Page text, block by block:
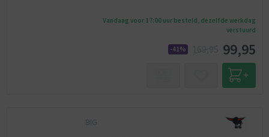
Vandaag voor 17:00 uur besteld, dezelfde werkdag
verstuurd
-41% 99,95
BIG